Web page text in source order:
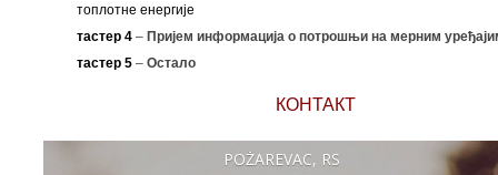
топлотне енергије
тастер 4 – Пријем информација о потрошњи на мерним
тастер 5 – Остало
КОНТАКТ
POŽAREVAC, RS